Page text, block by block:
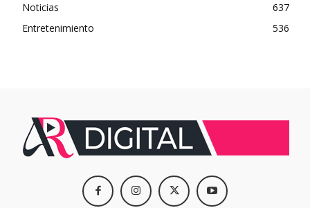
Noticias
637
Entretenimiento
536